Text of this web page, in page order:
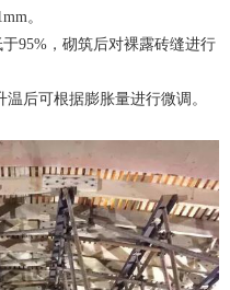
。
95%，砌筑后对裸露砖缝进行
后可根据膨胀量进行微调。